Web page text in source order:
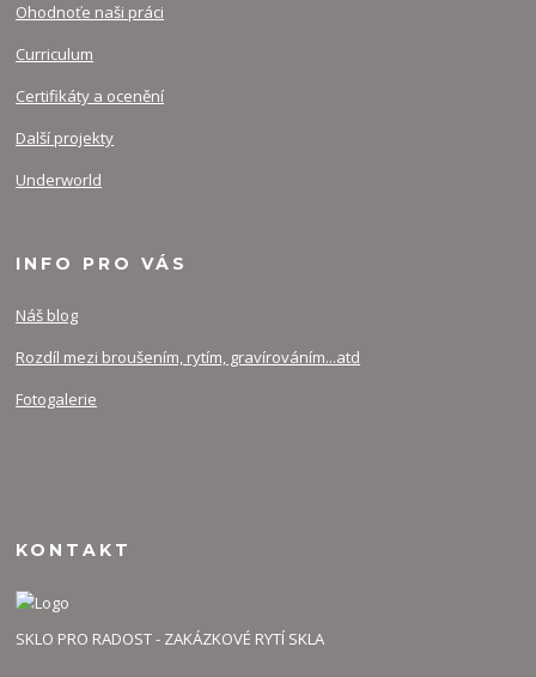
Ohodnoťe naši práci
Curriculum
Certifikáty a ocenění
Další projekty
Underworld
INFO PRO VÁS
Náš blog
Rozdíl mezi broušením, rytím, gravírováním...atd
Fotogalerie
KONTAKT
SKLO PRO RADOST - ZAKÁZKOVÉ RYTÍ SKLA